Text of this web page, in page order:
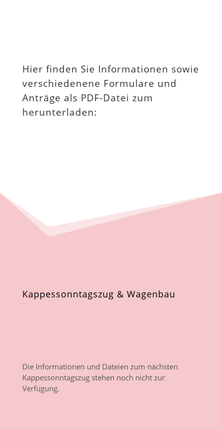
Hier finden Sie Informationen sowie
verschiedenene Formulare und
Anträge als PDF-Datei zum
herunterladen:
Kappessonntagszug & Wagenbau
Die Informationen und Dateien zum nächsten
Kappessonntagszug stehen noch nicht zur
Verfügung.